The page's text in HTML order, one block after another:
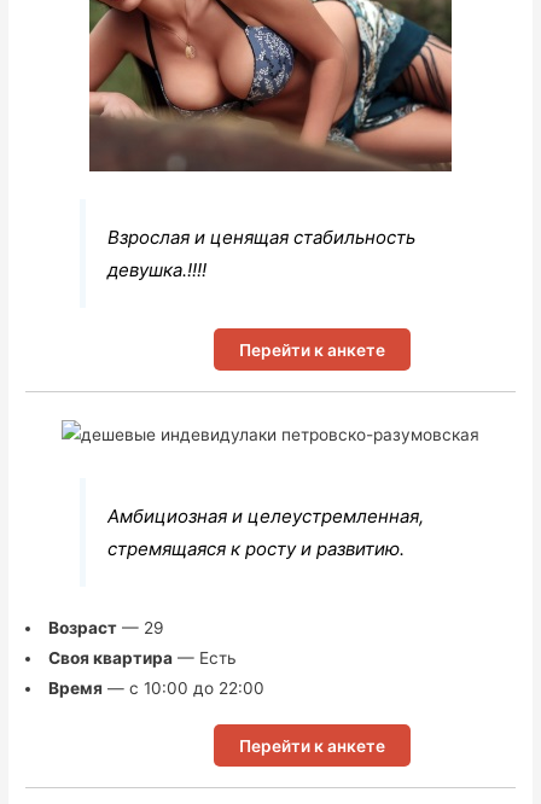
Взрослая и ценящая стабильность
девушка.!!!!
Перейти к анкете
Амбициозная и целеустремленная,
стремящаяся к росту и развитию.
Возраст— 29
Своя квартира— Есть
Время — с 10:00 до 22:00
Перейти к анкете